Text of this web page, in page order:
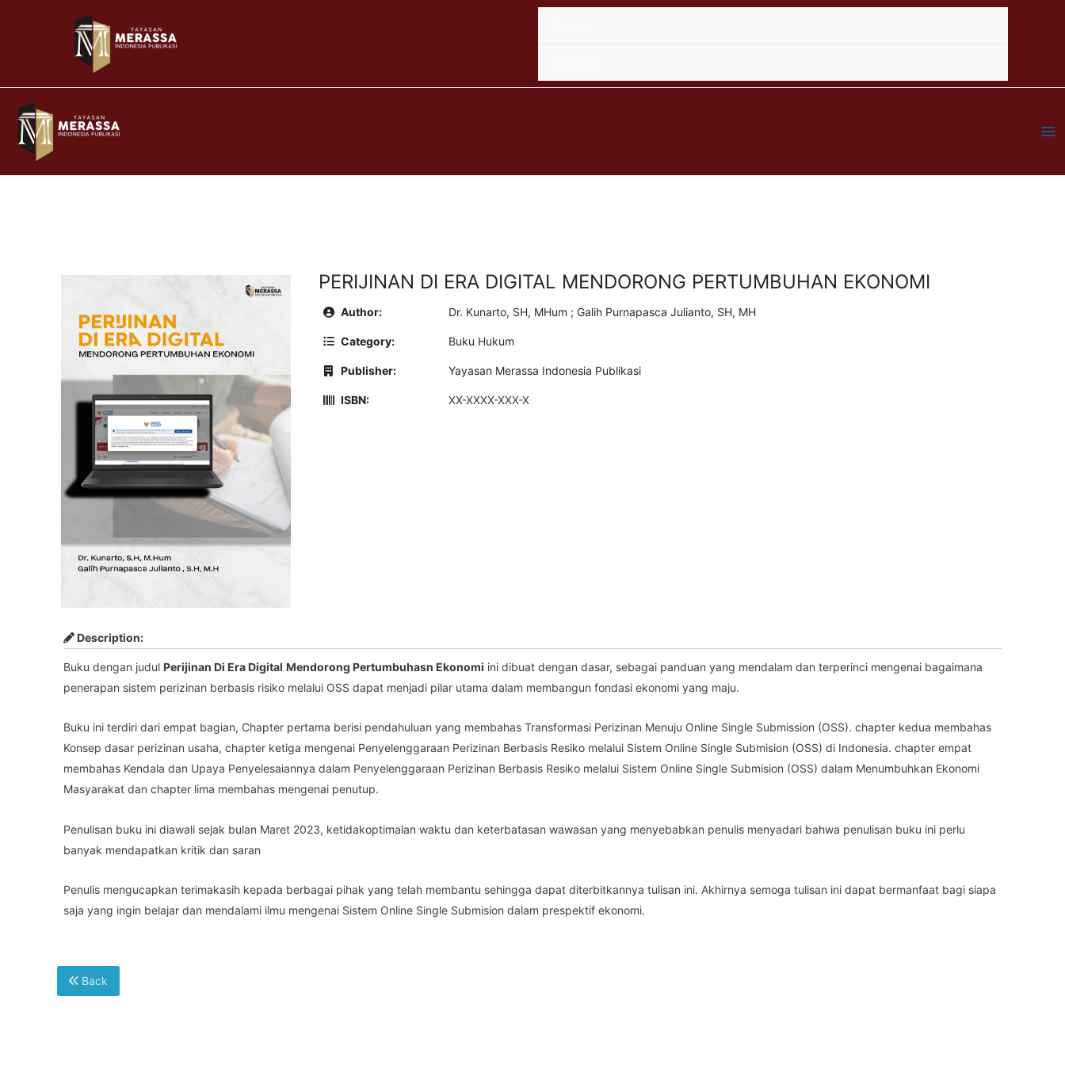
PERIJINAN DI ERA DIGITAL MENDORONG PERTUMBUHAN EKONOMI
Author: Dr. Kunarto, SH, MHum ; Galih Purnapasca Julianto, SH, MH
Category: Buku Hukum
Publisher: Yayasan Merassa Indonesia Publikasi
ISBN: XX-XXXX-XXX-X
Description:
Buku dengan judul Perijinan Di Era Digital Mendorong Pertumbuhasn Ekonomi ini dibuat dengan dasar, sebagai panduan yang mendalam dan terperinci mengenai bagaimana
penerapan sistem perizinan berbasis risiko melalui OSS dapat menjadi pilar utama dalam membangun fondasi ekonomi yang maju.
Buku ini terdiri dari empat bagian, Chapter pertama berisi pendahuluan yang membahas Transformasi Perizinan Menuju Online Single Submission (OSS). chapter kedua membahas
Konsep dasar perizinan usaha, chapter ketiga mengenai Penyelenggaraan Perizinan Berbasis Resiko melalui Sistem Online Single Submision (OSS) di Indonesia. chapter empat
membahas Kendala dan Upaya Penyelesaiannya dalam Penyelenggaraan Perizinan Berbasis Resiko melalui Sistem Online Single Submision (OSS) dalam Menumbuhkan Ekonomi
Masyarakat dan chapter lima membahas mengenai penutup.
Penulisan buku ini diawali sejak bulan Maret 2023, ketidakoptimalan waktu dan keterbatasan wawasan yang menyebabkan penulis menyadari bahwa penulisan buku ini perlu
banyak mendapatkan kritik dan saran
Penulis mengucapkan terimakasih kepada berbagai pihak yang telah membantu sehingga dapat diterbitkannya tulisan ini. Akhirnya semoga tulisan ini dapat bermanfaat bagi siapa
saja yang ingin belajar dan mendalami ilmu mengenai Sistem Online Single Submision dalam prespektif ekonomi.
Back